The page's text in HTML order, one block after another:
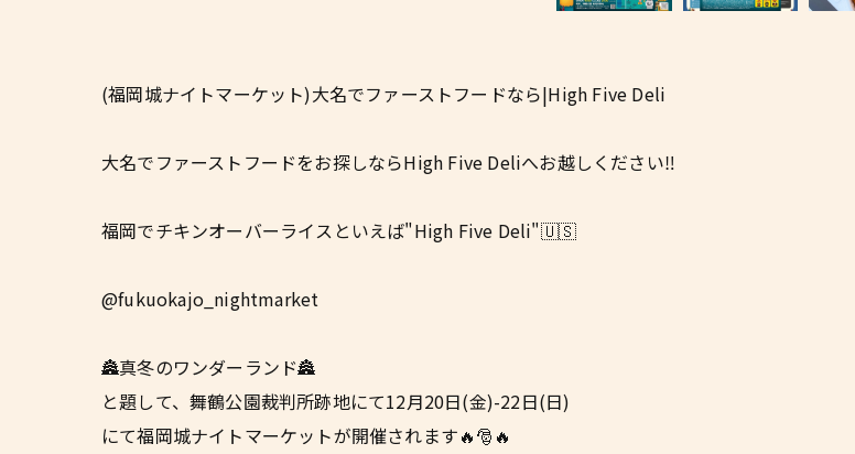
(福岡城ナイトマーケット)大名でファーストフードなら|High Five Deli
大名でファーストフードをお探しならHigh Five Deliへお越しください‼
福岡でチキンオーバーライスといえば"High Five Deli"🇺🇸
@fukuokajo_nightmarket
🏯真冬のワンダーランド🏯
と題して、舞鶴公園裁判所跡地にて12月20日(金)-22日(日)
にて福岡城ナイトマーケットが開催されます🔥🎅🔥